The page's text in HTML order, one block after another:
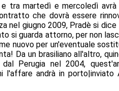
tra martedì e mercoledì
che dovrà essere
nel giugno 2009, Pradè si
si guarda attorno, per non
nuovo per un'eventuale
Da un brasiliano all'altro,
Perugia nel 2004,
l'affare andrà in